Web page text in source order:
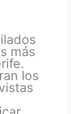
más
los